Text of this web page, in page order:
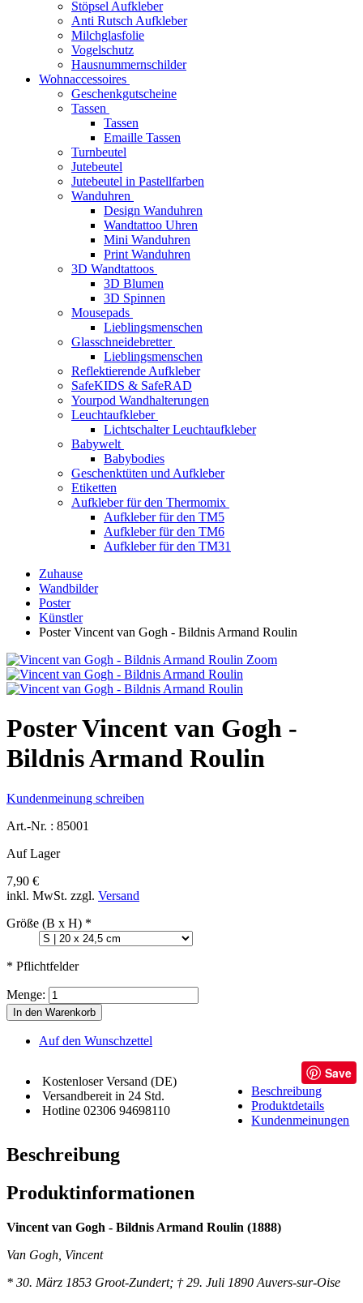
Stöpsel Aufkleber
Anti Rutsch Aufkleber
Milchglasfolie
Vogelschutz
Hausnummernschilder
Wohnaccessoires
Geschenkgutscheine
Tassen
Tassen
Emaille Tassen
Turnbeutel
Jutebeutel
Jutebeutel in Pastellfarben
Wanduhren
Design Wanduhren
Wandtattoo Uhren
Mini Wanduhren
Print Wanduhren
3D Wandtattoos
3D Blumen
3D Spinnen
Mousepads
Lieblingsmenschen
Glasschneidebretter
Lieblingsmenschen
Reflektierende Aufkleber
SafeKIDS & SafeRAD
Yourpod Wandhalterungen
Leuchtaufkleber
Lichtschalter Leuchtaufkleber
Babywelt
Babybodies
Geschenktüten und Aufkleber
Etiketten
Aufkleber für den Thermomix
Aufkleber für den TM5
Aufkleber für den TM6
Aufkleber für den TM31
Zuhause
Wandbilder
Poster
Künstler
Poster Vincent van Gogh - Bildnis Armand Roulin
Zoom
Poster Vincent van Gogh -
Bildnis Armand Roulin
Kundenmeinung schreiben
Art.-Nr. : 85001
Auf Lager
7,90 €
inkl. MwSt. zzgl. Versand
Größe (B x H) *
* Pflichtfelder
Menge:
In den Warenkorb
Auf den Wunschzettel
Kostenloser Versand (DE)
Versandbereit in 24 Std.
Hotline 02306 94698110
Save
Beschreibung
Produktdetails
Kundenmeinungen
Beschreibung
Produktinformationen
Vincent van Gogh - Bildnis Armand Roulin (1888)
Van Gogh, Vincent
* 30. März 1853 Groot-Zundert; † 29. Juli 1890 Auvers-sur-Oise